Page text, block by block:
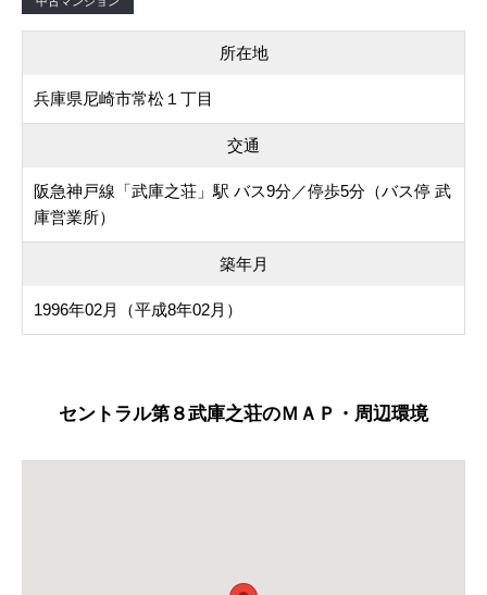
所在地
兵庫県尼崎市常松１丁目
交通
阪急神戸線「武庫之荘」駅 バス9分／停歩5分（バス停 武
庫営業所）
築年月
1996年02月（平成8年02月）
セントラル第８武庫之荘のＭＡＰ・周辺環境